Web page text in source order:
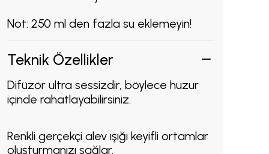
Not: 250 ml den fazla su eklemeyin!
Teknik Özellikler
Difüzör ultra sessizdir, böylece huzur
içinde rahatlayabilirsiniz.
Renkli gerçekçi alev ışığı keyifli ortamlar
oluşturmanızı sağlar.